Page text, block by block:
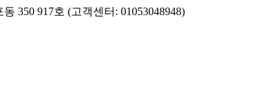
350 917호 (고객센터: 01053048948)